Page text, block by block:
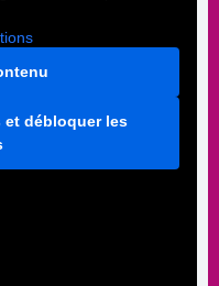
et débloquer les